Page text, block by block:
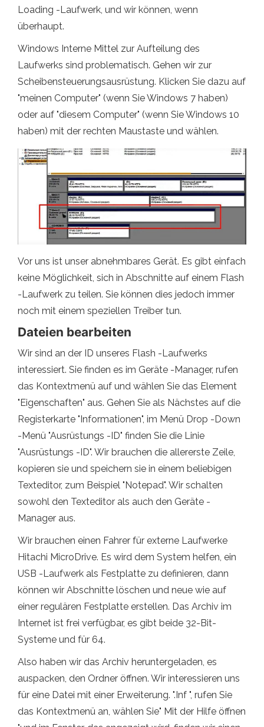
Loading -Laufwerk, und wir können, wenn
überhaupt.
Windows Interne Mittel zur Aufteilung des
Laufwerks sind problematisch. Gehen wir zur
Scheibensteuerungsausrüstung. Klicken Sie dazu auf
"meinen Computer" (wenn Sie Windows 7 haben)
oder auf "diesem Computer" (wenn Sie Windows 10
haben) mit der rechten Maustaste und wählen.
Vor uns ist unser abnehmbares Gerät. Es gibt einfach
keine Möglichkeit, sich in Abschnitte auf einem Flash
-Laufwerk zu teilen. Sie können dies jedoch immer
noch mit einem speziellen Treiber tun.
Dateien bearbeiten
Wir sind an der ID unseres Flash -Laufwerks
interessiert. Sie finden es im Geräte -Manager, rufen
das Kontextmenü auf und wählen Sie das Element
"Eigenschaften" aus. Gehen Sie als Nächstes auf die
Registerkarte "Informationen", im Menü Drop -Down
-Menü "Ausrüstungs -ID" finden Sie die Linie
"Ausrüstungs -ID". Wir brauchen die allererste Zeile,
kopieren sie und speichern sie in einem beliebigen
Texteditor, zum Beispiel "Notepad". Wir schalten
sowohl den Texteditor als auch den Geräte -
Manager aus.
Wir brauchen einen Fahrer für externe Laufwerke
Hitachi MicroDrive. Es wird dem System helfen, ein
USB -Laufwerk als Festplatte zu definieren, dann
können wir Abschnitte löschen und neue wie auf
einer regulären Festplatte erstellen. Das Archiv im
Internet ist frei verfügbar, es gibt beide 32-Bit-
Systeme und für 64.
Also haben wir das Archiv heruntergeladen, es
auspacken, den Ordner öffnen. Wir interessieren uns
für eine Datei mit einer Erweiterung. ".Inf ", rufen Sie
das Kontextmenü an, wählen Sie" Mit der Hilfe öffnen